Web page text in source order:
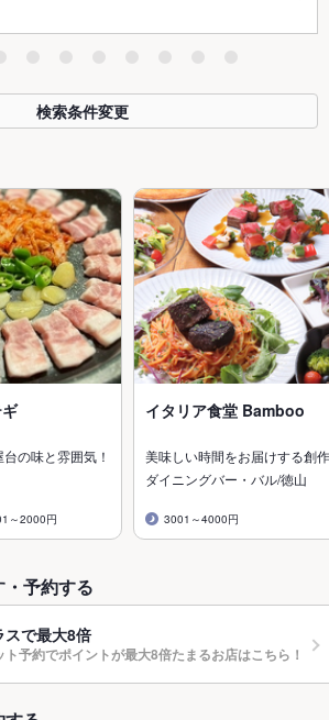
検索条件変更
の味と雰囲気！
～2000円
イタリア食堂 Bamboo
美味しい時間をお届けする創
ダイニングバー・バル/徳山
3001～4000円
予約する
スで最大8倍
予約でポイントが最大8倍たまるお店はこちら！